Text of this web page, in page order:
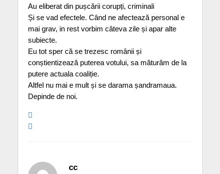
Au eliberat din pușcării corupți, criminali
Și se vad efectele. Când ne afectează personal e
mai grav, in rest vorbim câteva zile și apar alte
subiecte.
Eu tot sper că se trezesc românii și
conștientizează puterea votului, sa măturăm de la
putere actuala coaliție.
Altfel nu mai e mult și se darama șandramaua.
Depinde de noi.
cc